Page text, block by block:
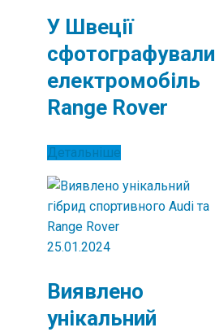
У Швеції
сфотографували
електромобіль
Range Rover
Детальніше
25.01.2024
Виявлено
унікальний